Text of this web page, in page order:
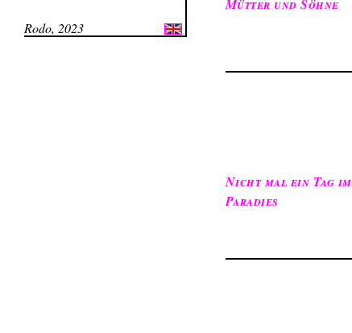
Rodo, 2023
Mütter und Söhne
Nicht mal ein Tag im
Paradies